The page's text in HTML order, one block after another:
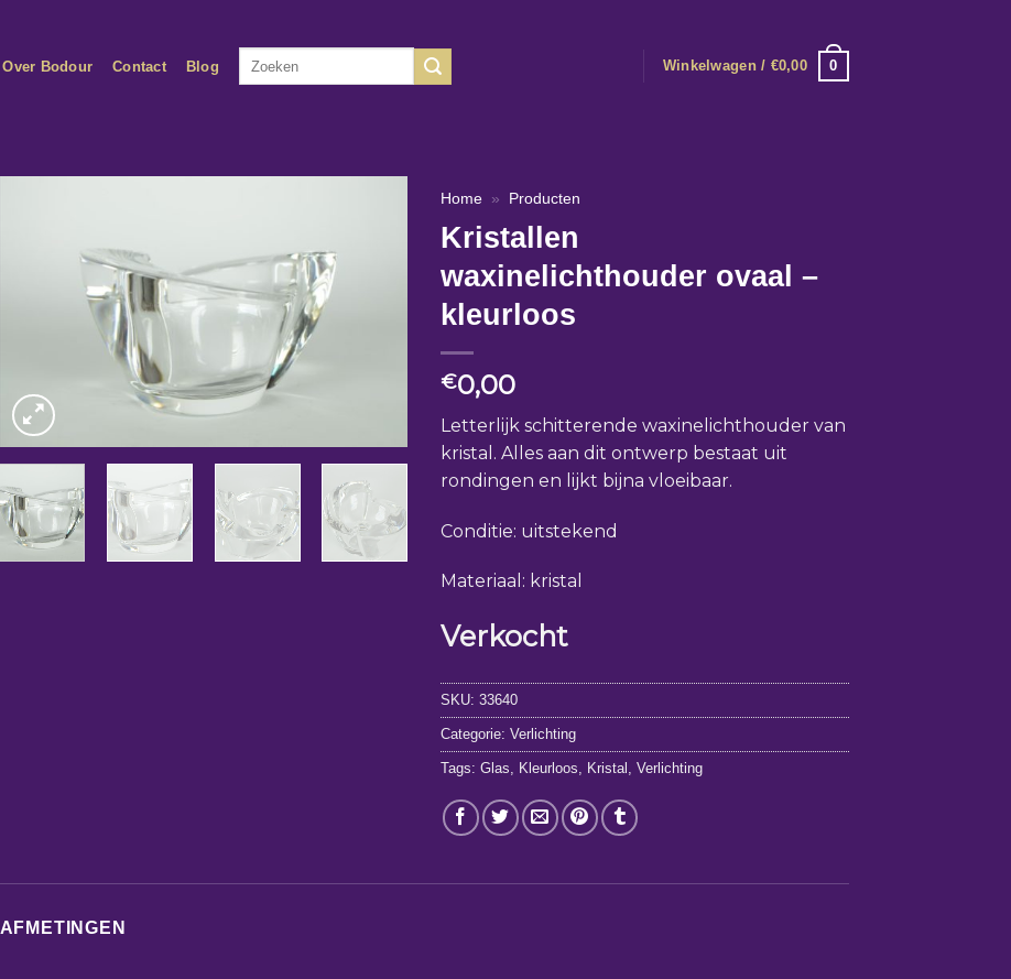
Over Bodour Contact Blog Winkelwagen / €0,00 0
Home » Producten
Kristallen
waxinelichthouder ovaal –
kleurloos
€0,00
Letterlijk schitterende waxinelichthouder van
kristal. Alles aan dit ontwerp bestaat uit
rondingen en lijkt bijna vloeibaar.
Conditie: uitstekend
Materiaal: kristal
Verkocht
SKU:33640
Categorie:Verlichting
Tags:Glas Kleurloos Kristal ,Verlichting
AFMETINGEN